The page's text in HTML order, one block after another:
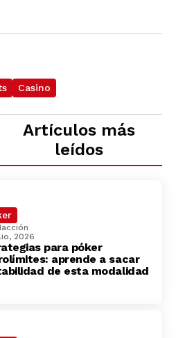
Casino
Artículos más
leídos
2026
para póker
aprende a sacar
de esta modalidad